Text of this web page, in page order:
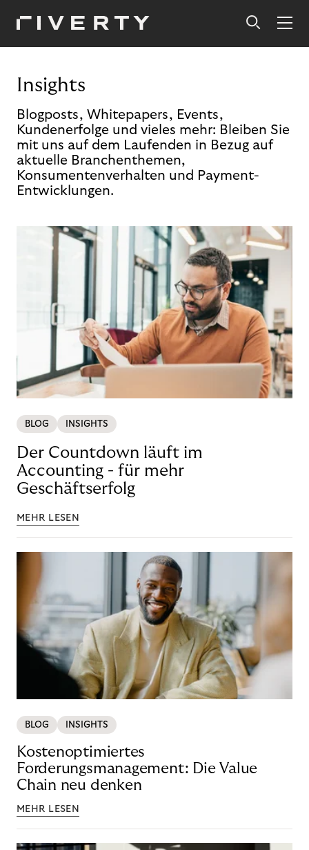
Insights
Blogposts, Whitepapers, Events,
Kundenerfolge und vieles mehr: Bleiben Sie
mit uns auf dem Laufenden in Bezug auf
aktuelle Branchenthemen,
Konsumentenverhalten und Payment-
Entwicklungen.
BLOG INSIGHTS
Der Countdown läuft im
Accounting - für mehr
Geschäftserfolg
MEHR LESEN
BLOG INSIGHTS
Kostenoptimiertes
Forderungsmanagement: Die Value
Chain neu denken
MEHR LESEN